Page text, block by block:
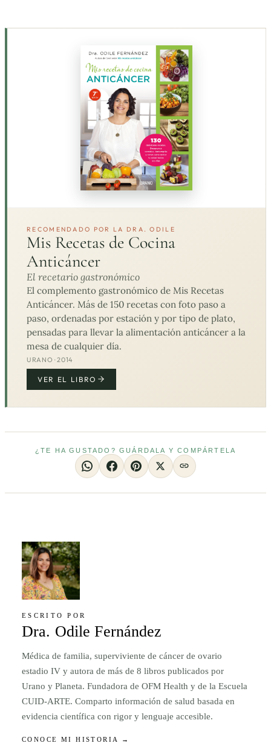
RECOMENDADO POR LA DRA. ODILE
Mis Recetas de Cocina
Anticáncer
El recetario gastronómico
El complemento gastronómico de Mis Recetas
Anticáncer. Más de 150 recetas con foto paso a
paso, ordenadas por estación y por tipo de plato,
pensadas para llevar la alimentación anticáncer a la
mesa de cualquier día.
URANO · 2014
VER EL LIBRO
¿TE HA GUSTADO? GUÁRDALA Y COMPÁRTELA
ESCRITO POR
Dra. Odile Fernández
Médica de familia, superviviente de cáncer de ovario
estadio IV y autora de más de 8 libros publicados por
Urano y Planeta. Fundadora de OFM Health y de la Escuela
CUID-ARTE. Comparto información de salud basada en
evidencia científica con rigor y lenguaje accesible.
CONOCE MI HISTORIA →